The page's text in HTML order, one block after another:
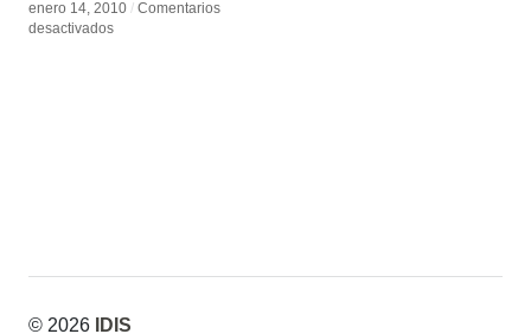
enero 14, 2010 / Comentarios
desactivadosen
enero 14, 2010 / Comentarios
desactivadosen
© 2026 IDIS